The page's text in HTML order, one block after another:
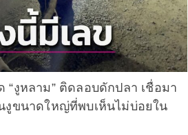
“งูหลาม” ติดลอบดักปลา เชื่อมา
งูขนาดใหญ่ที่พบเห็นไม่บ่อยใน